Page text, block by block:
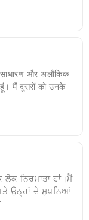
और अलौकिक
हूं। मैं दूसरों को उनके
ਨਿਰਮਾਤਾ ਹਾਂ।ਮੈਂ
ਉਨ੍ਹਾਂ ਦੇ ਸੁਪਨਿਆਂ